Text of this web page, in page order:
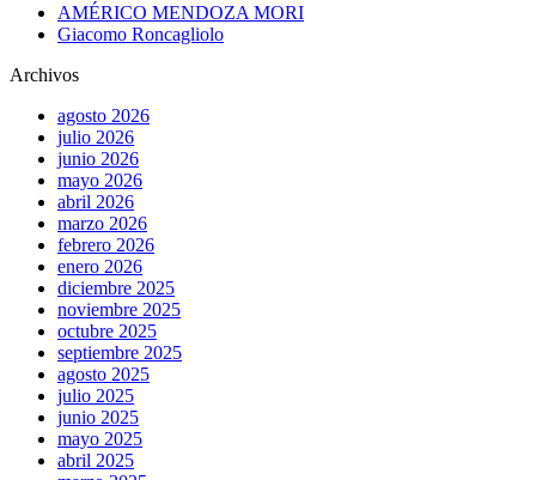
AMÉRICO MENDOZA MORI
Giacomo Roncagliolo
Archivos
agosto 2026
julio 2026
junio 2026
mayo 2026
abril 2026
marzo 2026
febrero 2026
enero 2026
diciembre 2025
noviembre 2025
octubre 2025
septiembre 2025
agosto 2025
julio 2025
junio 2025
mayo 2025
abril 2025